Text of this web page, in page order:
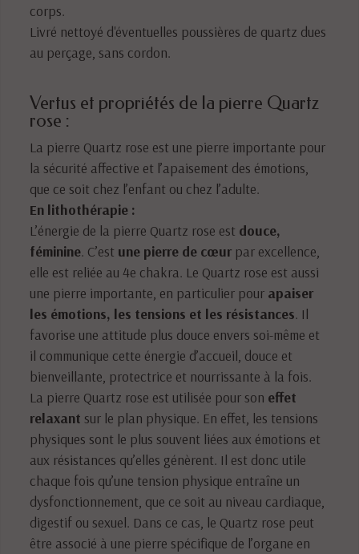
corps.
Livré nettoyé d'éventuelles poussières de quartz dues
au perçage, sans cordon.
Vertus et propriétés de la pierre Quartz
rose :
La pierre Quartz rose est une pierre importante pour
la sécurité affective et l’apaisement des émotions,
que ce soit chez l’enfant ou chez l’adulte.
En lithothérapie :
L’énergie de la pierre Quartz rose est douce,
féminine. C’est une pierre de cœur par excellence,
elle est reliée au 4e chakra. Le Quartz rose est aussi
une pierre importante, en particulier pour apaiser
les émotions, les tensions et les résistances. Il
favorise une attitude plus douce envers soi-même et
il communique cette énergie d’accueil, douce et
bienveillante, protectrice et nourrissante à la fois.
La pierre Quartz rose est utilisée pour son effet
relaxant sur le plan physique. En effet, les tensions
physiques sont le plus souvent liées aux émotions et
aux résistances qu’elles génèrent. Il est donc utile
chaque fois qu’une tension physique entraîne un
dysfonctionnement, que ce soit au niveau cardiaque,
digestif ou sexuel. Dans ce cas, le Quartz rose peut
être associé à une pierre spécifique de l’organe en